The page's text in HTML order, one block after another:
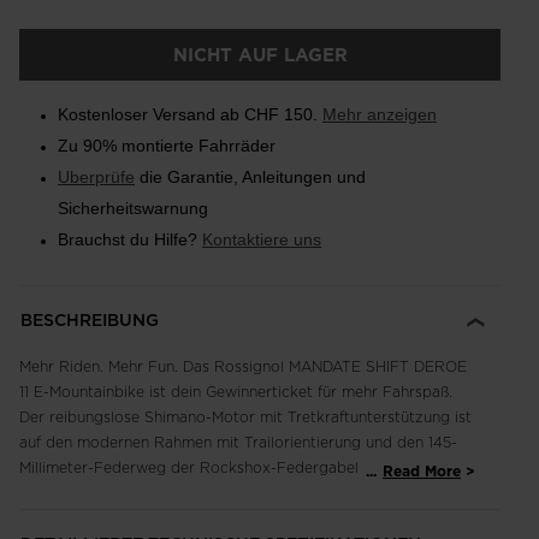
NICHT AUF LAGER
Kostenloser Versand ab CHF 150. Mehr anzeigen
Zu 90% montierte Fahrräder
Uberprüfe die Garantie, Anleitungen und
Sicherheitswarnung
Brauchst du Hilfe? Kontaktiere uns
BESCHREIBUNG
Mehr Riden. Mehr Fun. Das Rossignol MANDATE SHIFT DEROE
11 E-Mountainbike ist dein Gewinnerticket für mehr Fahrspaß.
Der reibungslose Shimano-Motor mit Tretkraftunterstützung ist
auf den modernen Rahmen mit Trailorientierung und den 145-
Millimeter-Federweg der Rockshox-Federgabel vorn und
... Read More